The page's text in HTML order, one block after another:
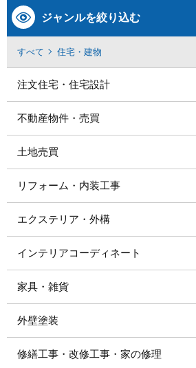
ジャンルを絞り込む
すべて 住宅・建物
注文住宅・住宅設計
不動産物件・売買
土地売買
リフォーム・内装工事
エクステリア・外構
インテリアコーディネート
家具・雑貨
外壁塗装
修繕工事・改修工事・家の修理